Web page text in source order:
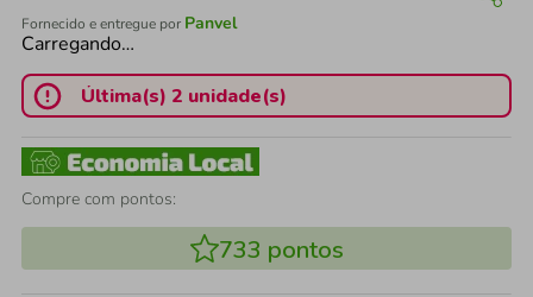
Fornecido e entregue por Panvel
Carregando…
Última(s) 2 unidade(s)
Compre com pontos:
733 pontos